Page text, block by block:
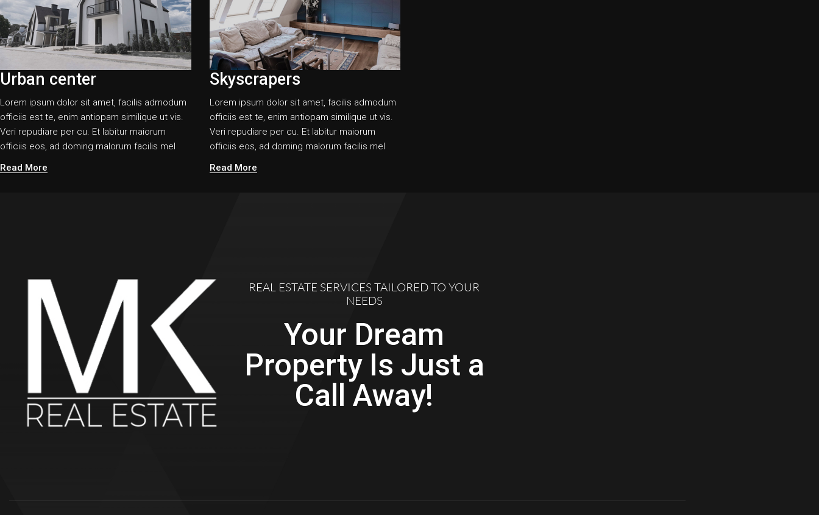
Urban center
Lorem ipsum dolor sit amet, facilis admodum
officiis est te, enim antiopam similique ut vis.
Veri repudiare per cu. Et labitur maiorum
officiis eos, ad doming malorum facilis mel
Read More
Skyscrapers
Lorem ipsum dolor sit amet, facilis admodum
officiis est te, enim antiopam similique ut vis.
Veri repudiare per cu. Et labitur maiorum
officiis eos, ad doming malorum facilis mel
Read More
REAL ESTATE SERVICES TAILORED TO YOUR
NEEDS
Your Dream
Property Is Just a
Call Away!